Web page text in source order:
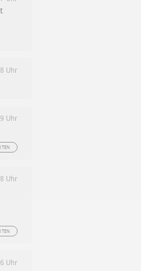
Uhr
Uhr
Uhr
Uhr